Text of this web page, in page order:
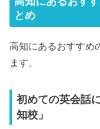
とめ
高知にあるおすすめ
ます。
初めての英会話
知校」